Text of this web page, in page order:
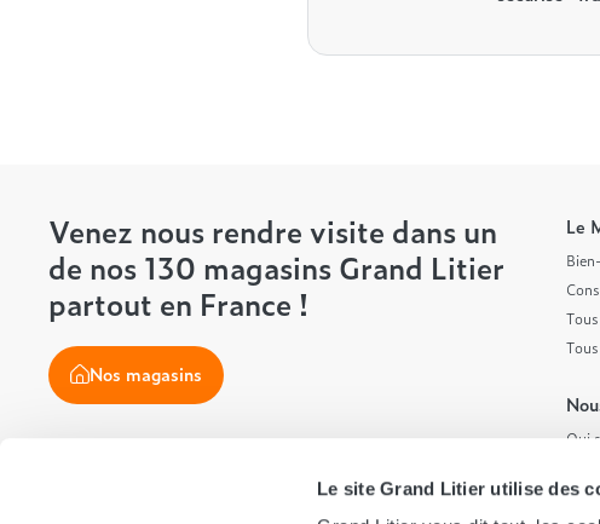
Le site Grand Litier utilise des
Venez nous rendre visite dans un
de nos 130 magasins Grand Litier
partout en France !
Nos magasins
Le
Qui
Nos